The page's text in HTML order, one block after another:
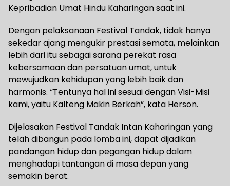
Kepribadian Umat Hindu Kaharingan saat ini.
Dengan pelaksanaan Festival Tandak, tidak hanya
sekedar ajang mengukir prestasi semata, melainkan
lebih dari itu sebagai sarana perekat rasa
kebersamaan dan persatuan umat, untuk
mewujudkan kehidupan yang lebih baik dan
harmonis. “Tentunya hal ini sesuai dengan Visi-Misi
kami, yaitu Kalteng Makin Berkah”, kata Herson.
Dijelasakan Festival Tandak Intan Kaharingan yang
telah dibangun pada lomba ini, dapat dijadikan
pandangan hidup dan pegangan hidup dalam
menghadapi tantangan di masa depan yang
semakin berat.